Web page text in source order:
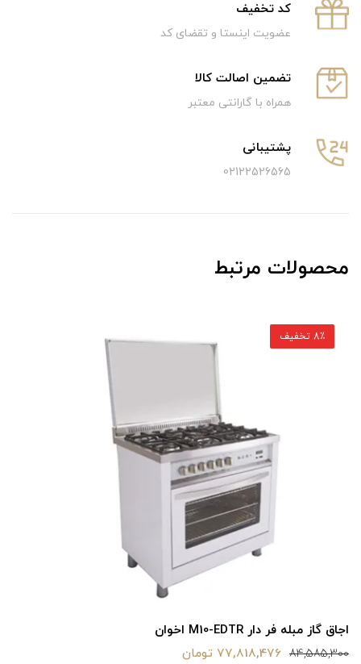
كد تخفيف
عضویت اینستا و تقضای کد
تضمین اصالت کالا
همراه با گارانتی معتبر
پشتیبانی
02122526565
محصولات مرتبط
اجاق گاز مبله فر دار M10-EDTR اخوان
84,585,300 77,818,476 تومان
8٪ تخفیف